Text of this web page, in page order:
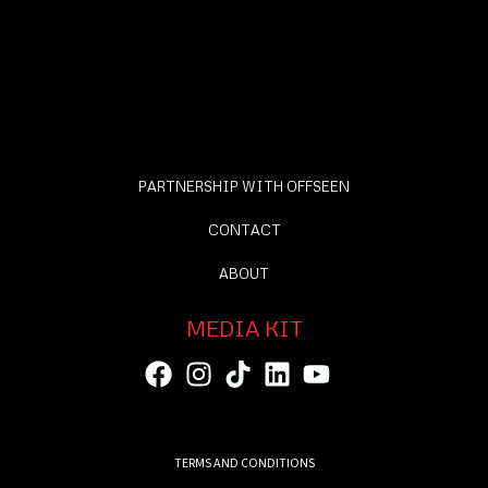
PARTNERSHIP WITH OFFSEEN
CONTACT
ABOUT
MEDIA KIT
TERMS AND CONDITIONS